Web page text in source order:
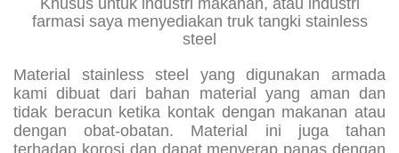
farmasi saya menyediakan truk tangki stainless
steel
Material stainless steel yang digunakan armada
kami dibuat dari bahan material yang aman dan
tidak beracun ketika kontak dengan makanan atau
dengan obat-obatan. Material ini juga tahan
terhadap korosi dan dapat menyerap panas dengan